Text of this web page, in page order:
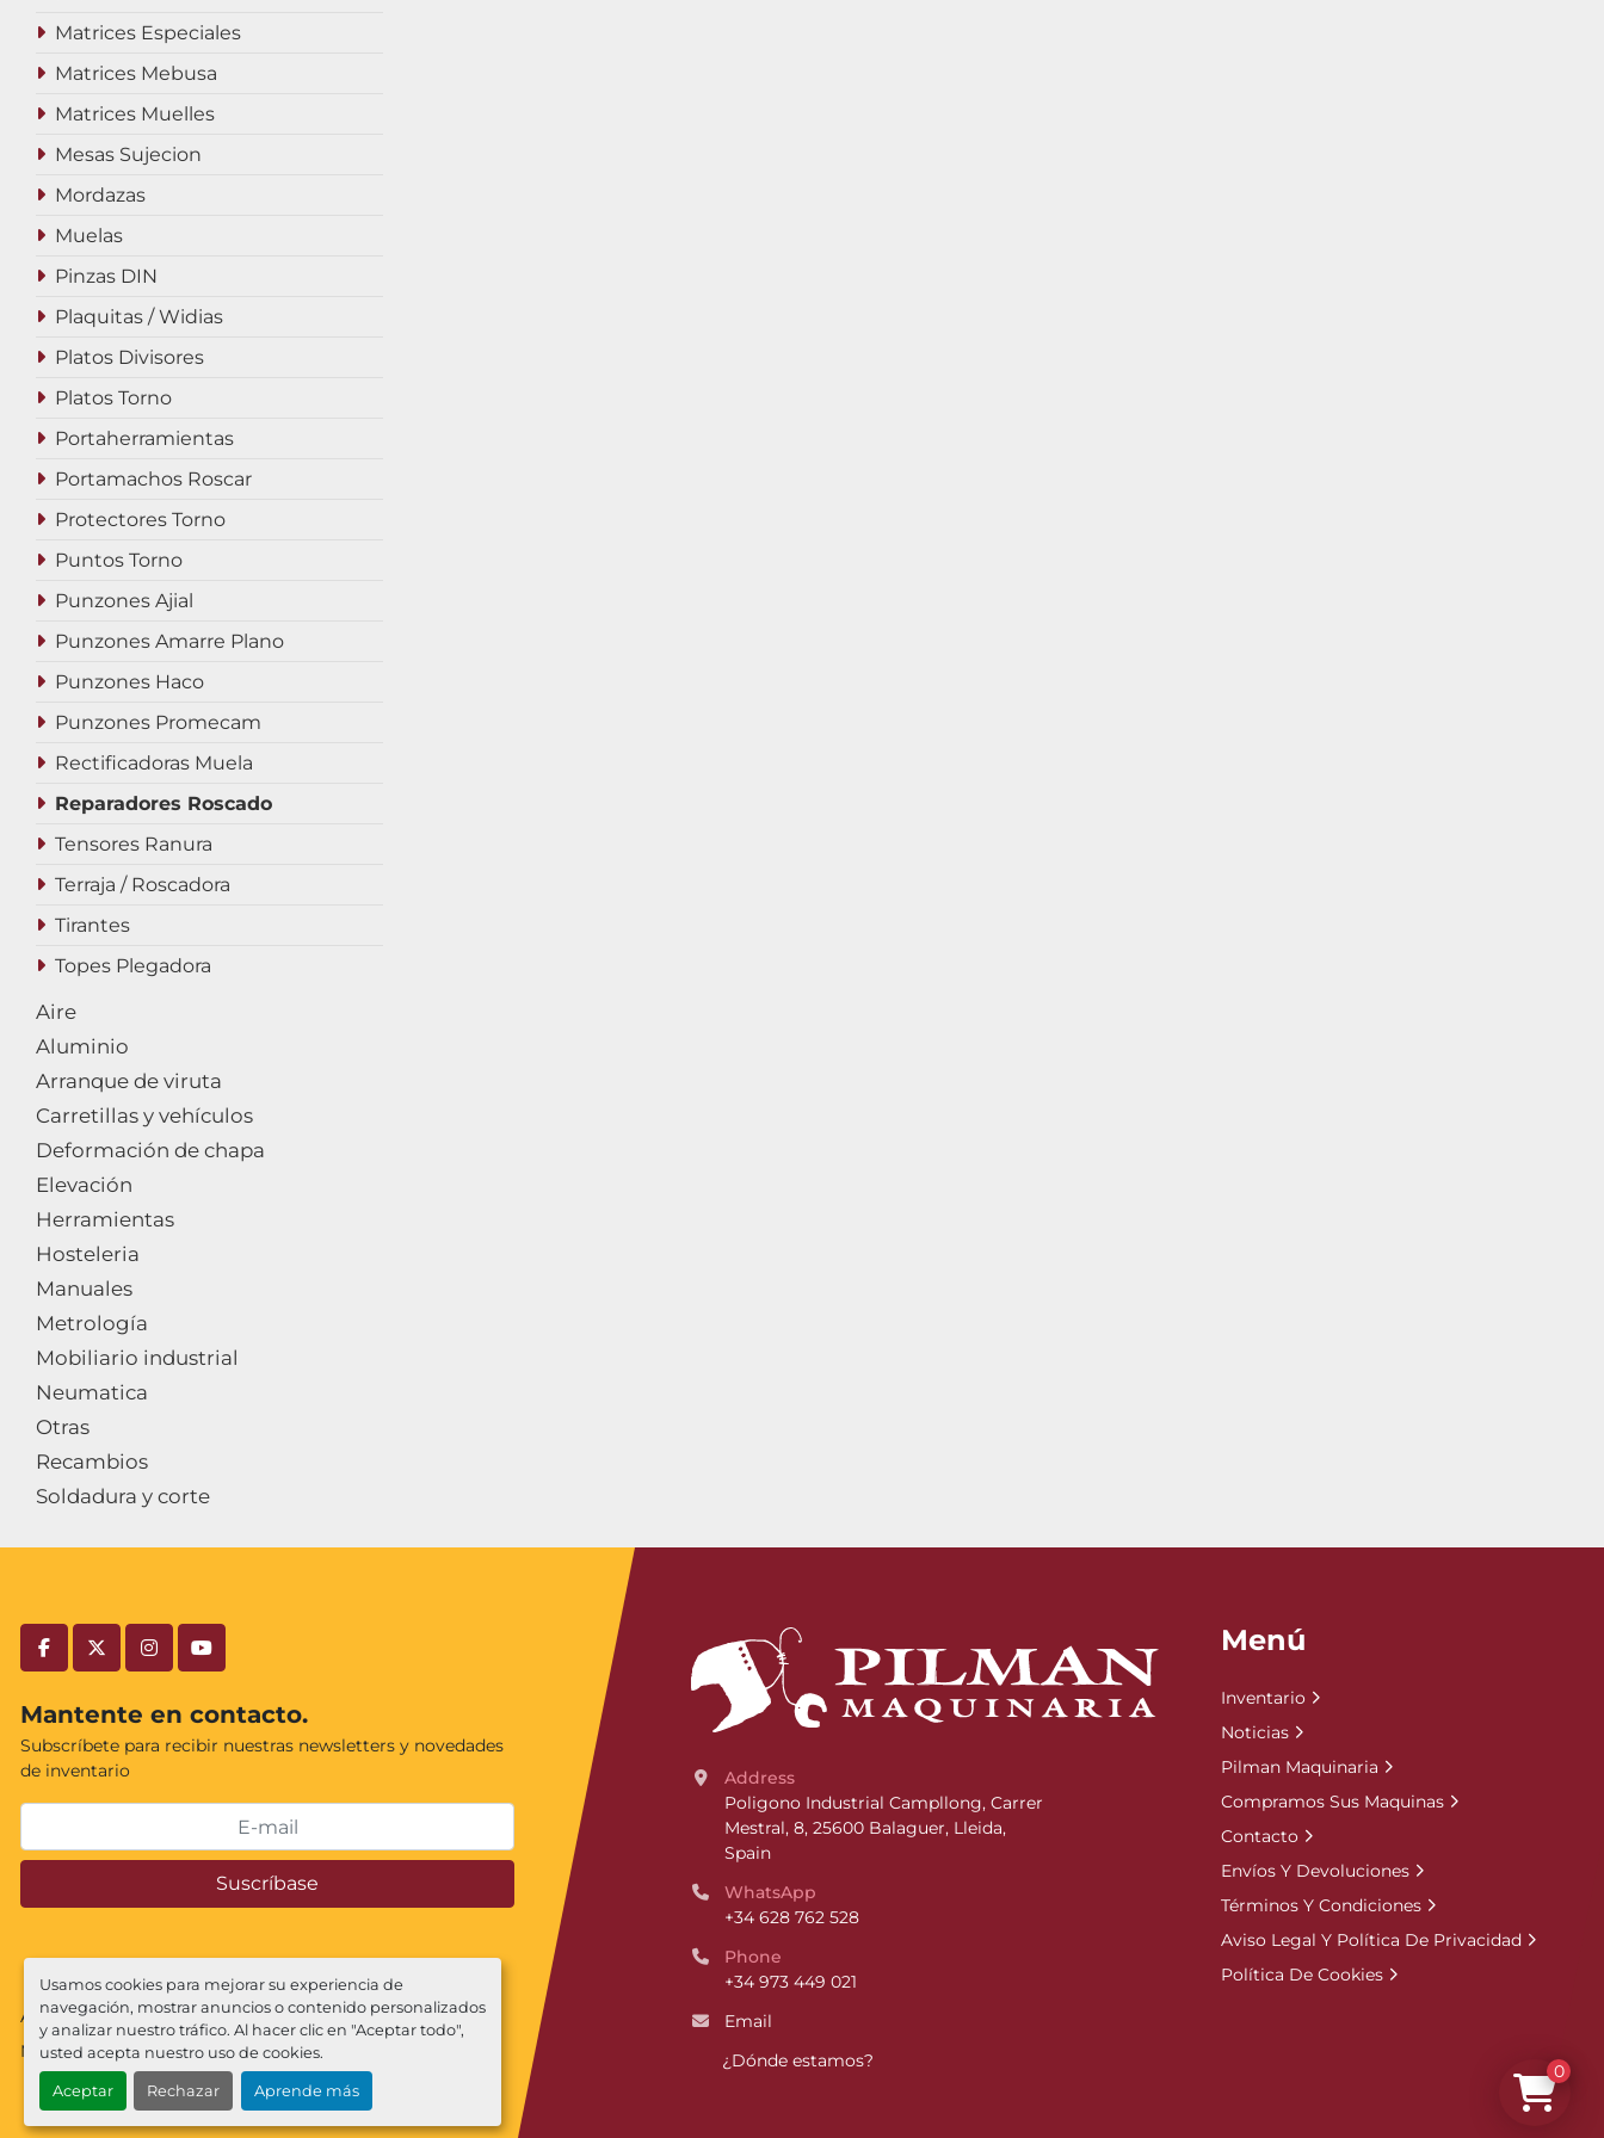
Usamos cookies para mejorar su experiencia de
navegación, mostrar anuncios o contenido personalizados
y analizar nuestro tráfico. Al hacer clic en "Aceptar todo",
usted acepta nuestro uso de cookies.
Aceptar Rechazar Aprende más
Matrices Especiales
Matrices Mebusa
Matrices Muelles
Mesas Sujecion
Mordazas
Muelas
Pinzas DIN
Plaquitas / Widias
Platos Divisores
Platos Torno
Portaherramientas
Portamachos Roscar
Protectores Torno
Puntos Torno
Punzones Ajial
Punzones Amarre Plano
Punzones Haco
Punzones Promecam
Rectificadoras Muela
Reparadores Roscado
Tensores Ranura
Terraja / Roscadora
Tirantes
Topes Plegadora
Aire
Aluminio
Arranque de viruta
Carretillas y vehículos
Deformación de chapa
Elevación
Herramientas
Hosteleria
Manuales
Metrología
Mobiliario industrial
Neumatica
Otras
Recambios
Soldadura y corte
facebooktwitterinstagramyoutube
Mantente en contacto.
Subscríbete para recibir nuestras newsletters y novedades
de inventario
Suscríbase
Administrar cookies
Machinio Systemsitio web deMachinio
Address
Poligono Industrial Campllong, Carrer
Mestral, 8, 25600 Balaguer, Lleida,
Spain
WhatsApp
+34 628 762 528
Phone
+34 973 449 021
Email
¿Dónde estamos?
Menú
Inventario
Noticias
Pilman Maquinaria
Compramos Sus Maquinas
Contacto
Envíos Y Devoluciones
Términos Y Condiciones
Aviso Legal Y Política De Privacidad
Política De Cookies
0